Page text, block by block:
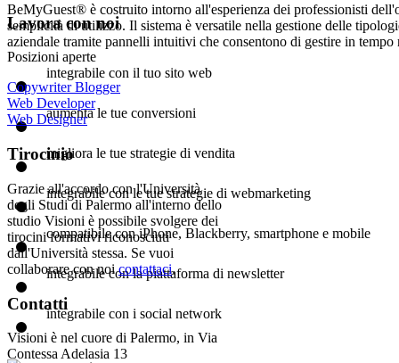
BeMyGuest® è costruito intorno all'esperienza dei professionisti
semplicità di utilizzo. Il sistema è versatile nella gestione delle
aziendale tramite pannelli intuitivi che consentono di gestire in
integrabile con il tuo sito web
aumenta le tue conversioni
migliora le tue strategie di vendita
integrabile con le tue strategie di webmarketing
compatibile con iPhone, Blackberry, smartphone e mobile
integrabile con la piattaforma di newsletter
integrabile con i social network
Lavora con noi
Posizioni aperte
Copywriter Blogger
Web Developer
Web Designer
Tirocinio
Grazie all'accordo con l'Università
degli Studi di Palermo all'interno dello
studio Visioni è possibile svolgere dei
tirocini formativi riconosciuti
dall'Università stessa. Se vuoi
collaborare con noicontattaci.
Contatti
Visioni è nel cuore di Palermo, in Via
Contessa Adelasia 13